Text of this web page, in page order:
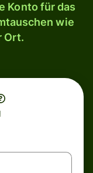
Konto für das
wie
Ort.